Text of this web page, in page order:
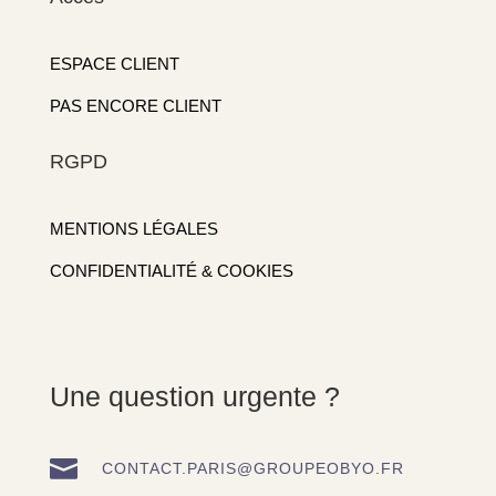
ESPACE CLIENT
PAS ENCORE CLIENT
RGPD
MENTIONS LÉGALES
CONFIDENTIALITÉ & COOKIES
Une question urgente ?
 CONTACT.PARIS@GROUPEOBYO.FR